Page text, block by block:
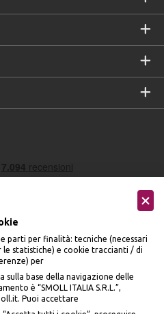
parti per finalità: tecniche (necessari
statistiche) e cookie traccianti / di
per
base della navigazione delle
è “SMOLL ITALIA S.R.L.”,
Puoi accettare